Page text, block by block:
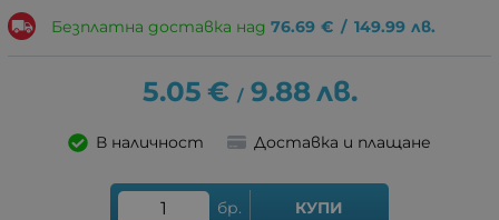
Безплатна доставка над 76.69 € / 149.99 лв.
5.05 € / 9.88лв.
В наличност Доставка и плащане
бр. КУПИ